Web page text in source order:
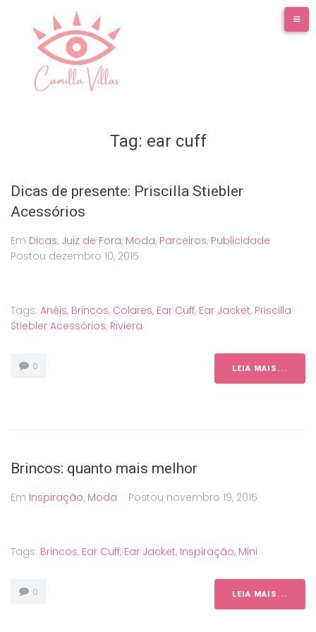
conteúdo
Tag: ear cuff
Dicas de presente: Priscilla Stiebler
Acessórios
Em Dicas, Juiz de Fora, Moda, Parceiros, Publicidade
Postou dezembro 10, 2015
Tags: Anéis, Brincos, Colares, Ear Cuff, Ear Jacket, Priscilla
Stiebler Acessórios, Riviera
0 LEIA MAIS...
Brincos: quanto mais melhor
Em Inspiração, Moda Postou novembro 19, 2015
Tags: Brincos, Ear Cuff, Ear Jacket, Inspiração, Mini
0 LEIA MAIS...